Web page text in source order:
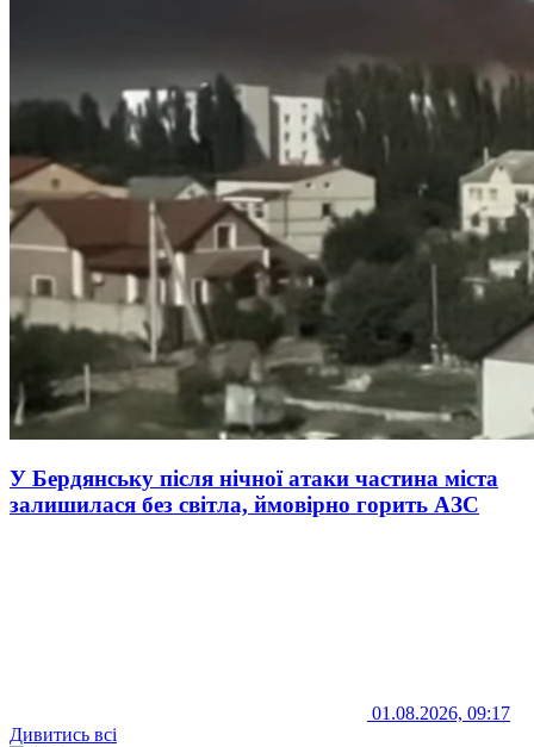
У Бердянську після нічної атаки частина міста
залишилася без світла, ймовірно горить АЗС
01.08.2026, 09:17
Дивитись всі